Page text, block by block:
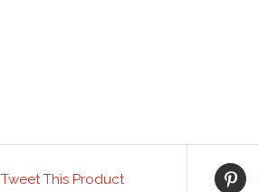
Tweet This Product